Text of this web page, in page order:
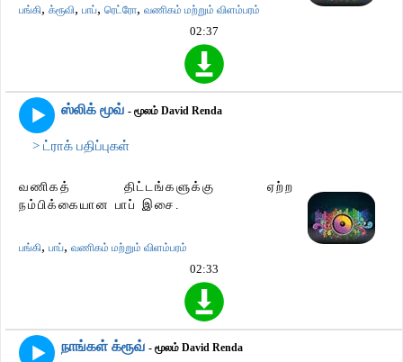
பங்கி, க்ரூவி, பாப், ரெட்ரோ, வணிகம் மற்றும் விளம்பரம்
02:37
ஸ்லிக் மூவ் - மூலம் David Renda
> ட்ராக் பதிப்புகள்
வணிகத் திட்டங்களுக்கு ஏற்ற
நம்பிக்கையான பாப் இசை.
பங்கி, பாப், வணிகம் மற்றும் விளம்பரம்
02:33
நாங்கள் க்ரூவ் - மூலம் David Renda